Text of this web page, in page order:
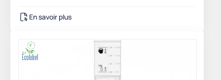
En savoir plus